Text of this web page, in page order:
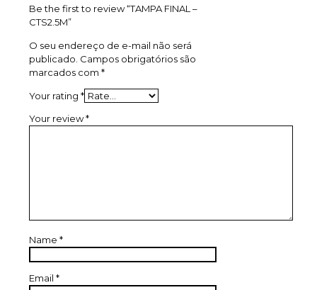
Be the first to review “TAMPA FINAL –
CTS2.5M”
O seu endereço de e-mail não será
publicado. Campos obrigatórios são
marcados com *
Your rating *
Your review*
Name *
Email *